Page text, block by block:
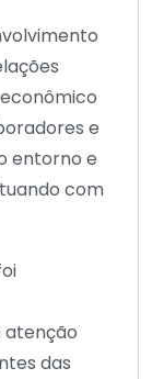
e
entorno e
com
atenção
das